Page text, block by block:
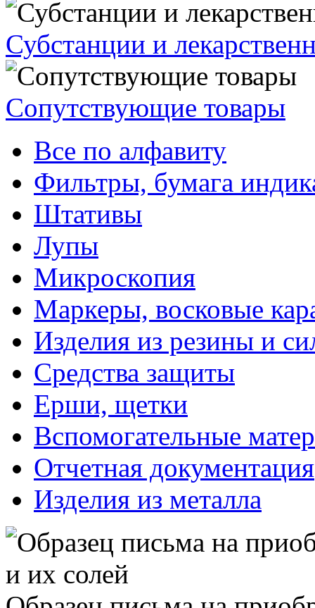
Субстанции и
Сопутствующие товары
Все по алфавиту
Фильтры, бумага
Штативы
Лупы
Микроскопия
Маркеры, восковые
Изделия из резины и
Средства защиты
Ерши, щетки
Вспомогательные
Отчетная документация
Изделия из металла